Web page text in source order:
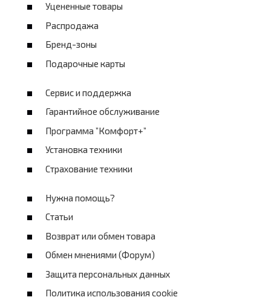
Уцененные товары
Распродажа
Бренд-зоны
Подарочные карты
Сервис и поддержка
Гарантийное обслуживание
Программа ”Комфорт+”
Установка техники
Страхование техники
Нужна помощь?
Статьи
Возврат или обмен товара
Обмен мнениями (Форум)
Защита персональных данных
Политика использования cookie